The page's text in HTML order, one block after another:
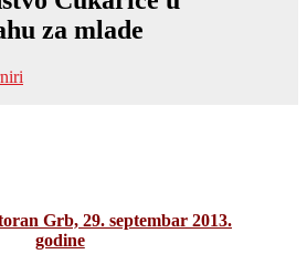
za mlade
Grb, 29. septembar 2013.
godine